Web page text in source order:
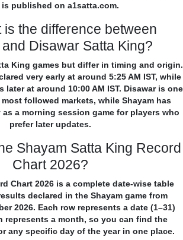
published on a1satta.com.
is the difference between
Disawar Satta King?
King games but differ in timing and origin.
very early at around 5:25 AM IST, while
later at around 10:00 AM IST. Disawar is one
followed markets, while Shayam has
a morning session game for players who
prefer later updates.
Shayam Satta King Record
Chart 2026?
Chart 2026 is a complete date-wise table
declared in the Shayam game from
2026. Each row represents a date (1–31)
represents a month, so you can find the
any specific day of the year in one place.